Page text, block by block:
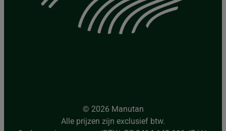
© 2026 Manutan
Alle prijzen zijn exclusief btw.